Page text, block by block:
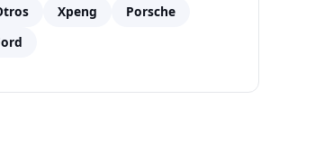
Xpeng
Porsche